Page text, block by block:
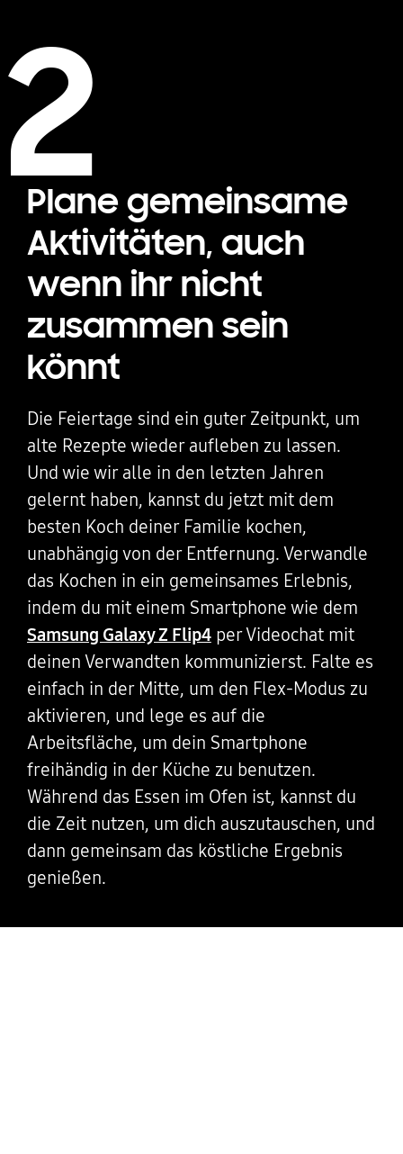
2
Plane gemeinsame
Aktivitäten, auch
wenn ihr nicht
zusammen sein
könnt
Die Feiertage sind ein guter Zeitpunkt, um
alte Rezepte wieder aufleben zu lassen.
Und wie wir alle in den letzten Jahren
gelernt haben, kannst du jetzt mit dem
besten Koch deiner Familie kochen,
unabhängig von der Entfernung. Verwandle
das Kochen in ein gemeinsames Erlebnis,
indem du mit einem Smartphone wie dem
Samsung Galaxy Z Flip4per Videochat mit
deinen Verwandten kommunizierst. Falte es
einfach in der Mitte, um den Flex-Modus zu
aktivieren, und lege es auf die
Arbeitsfläche, um dein Smartphone
freihändig in der Küche zu benutzen.
Während das Essen im Ofen ist, kannst du
die Zeit nutzen, um dich auszutauschen, und
dann gemeinsam das köstliche Ergebnis
genießen.